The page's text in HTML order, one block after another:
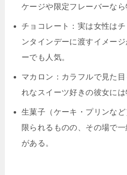
ケージや限定フレーバーなら
チョコレート：実は女性は
ンタインデーに渡すイメー
ーでも人気。
マカロン：カラフルで見た
れなスイーツ好きの彼女には
生菓子（ケーキ・プリンな
限られるものの、その場で
がある。